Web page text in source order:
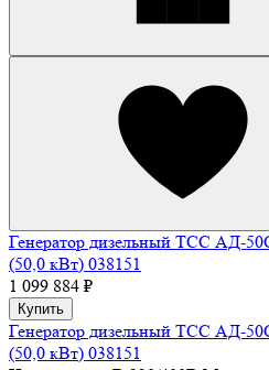
Генератор дизельный ТСС АД-
(50,0 кВт) 038151
1 099 884 ₽
Купить
Генератор дизельный ТСС АД-
(50,0 кВт) 038151